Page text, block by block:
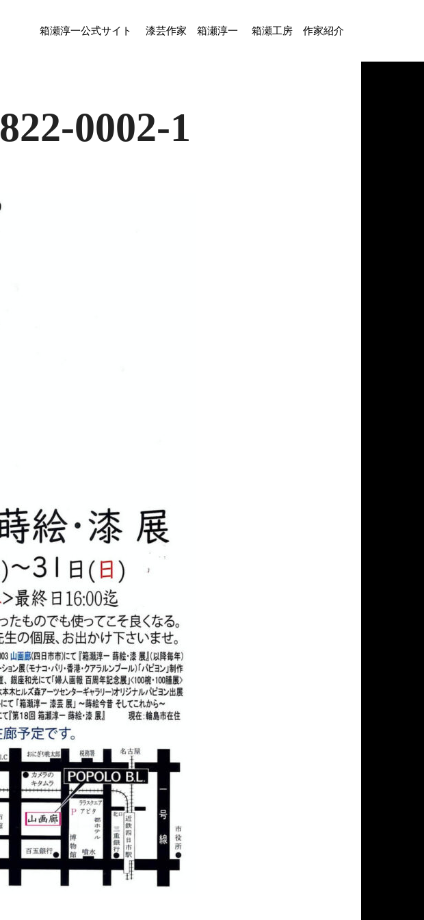
箱瀬淳一公式サイト 漆芸作家 箱瀬淳一 箱瀬工房 作家紹介
0002-1